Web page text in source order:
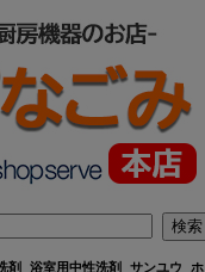
剤 浴室用中性洗剤 サンユウ ホ